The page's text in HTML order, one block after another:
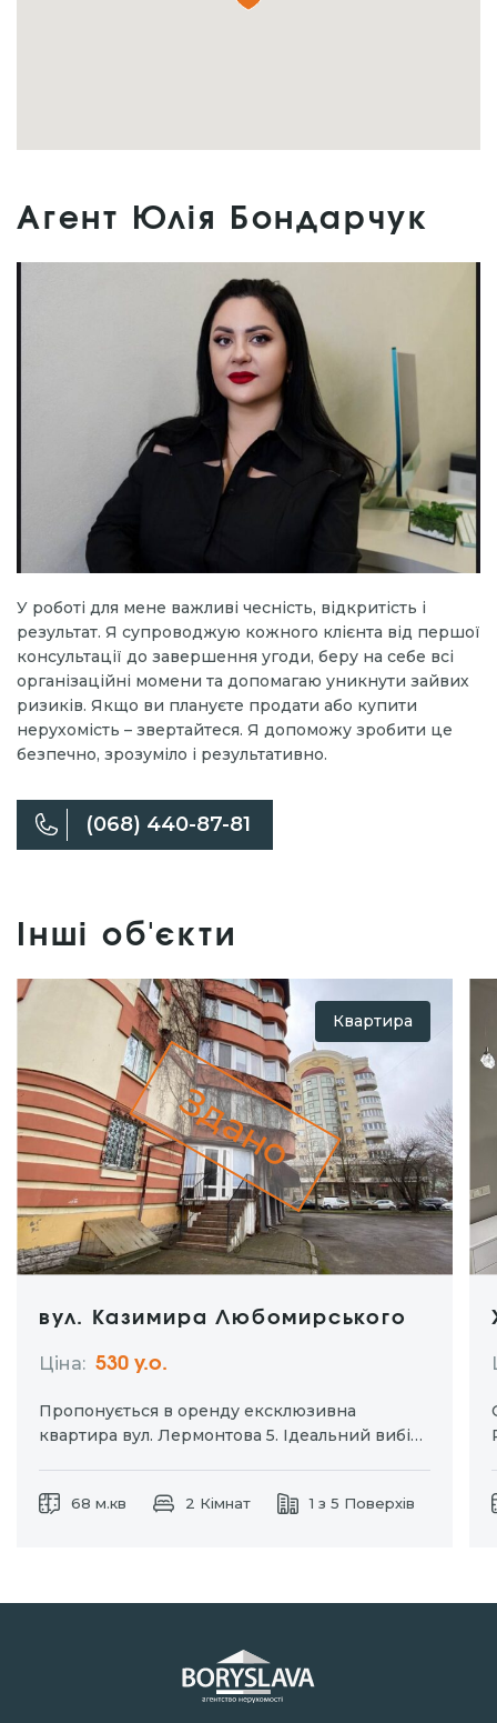
Агент Юлія Бондарчук
У роботі для мене важливі чесність, відкритість і
результат. Я супроводжую кожного клієнта від першої
консультації до завершення угоди, беру на себе всі
організаційні момени та допомагаю уникнути зайвих
ризиків. Якщо ви плануєте продати або купити
нерухомість – звертайтеся. Я допоможу зробити це
безпечно, зрозуміло і результативно.
(068) 440-87-81
Інші об'єкти
Квартира
Здано
вул. Казимира Любомирського
Ціна: 530 y.о.
Пропонується в оренду ексклюзивна
квартира вул. Лермонтова 5. Ідеальний вибір
затишком власного простору без зайвих
Кухня-студія та…
68 м.кв 2 Кімнат 1 з 5 Поверхів